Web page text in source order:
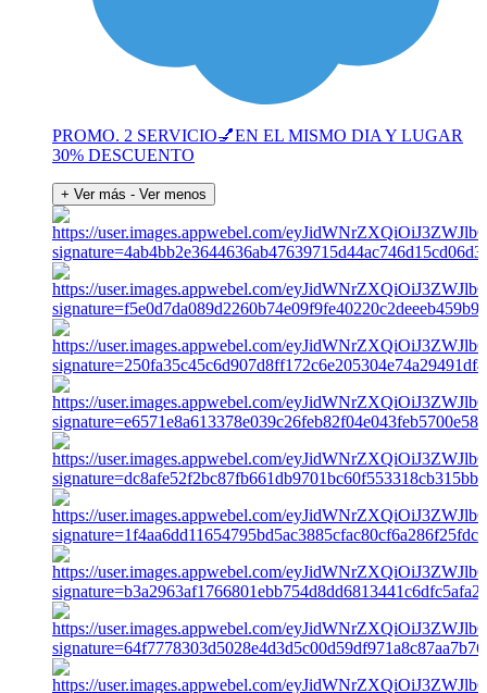
PROMO. 2 SERVICIO💅EN EL MISMO DIA Y LUGAR
30% DESCUENTO
+ Ver más - Ver menos